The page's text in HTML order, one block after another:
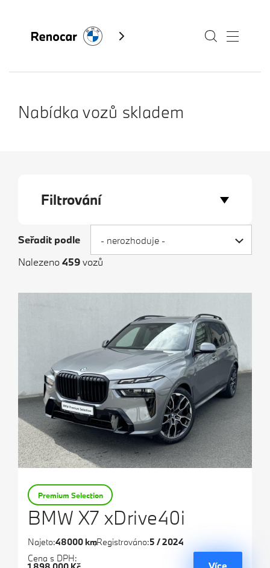
Skladové vozy
Výkup vozů
BMW Premium Selection
M Performance
Fan e-shop
Nabídka vozů skladem
Filtrování
Nalezeno459vozů
Seřadit podle - nerozhoduje -
BMW X7 xDrive40i
Premium Selection
Najeto:48000 kmRegistrováno:5 / 2024
Cena s DPH:
Více